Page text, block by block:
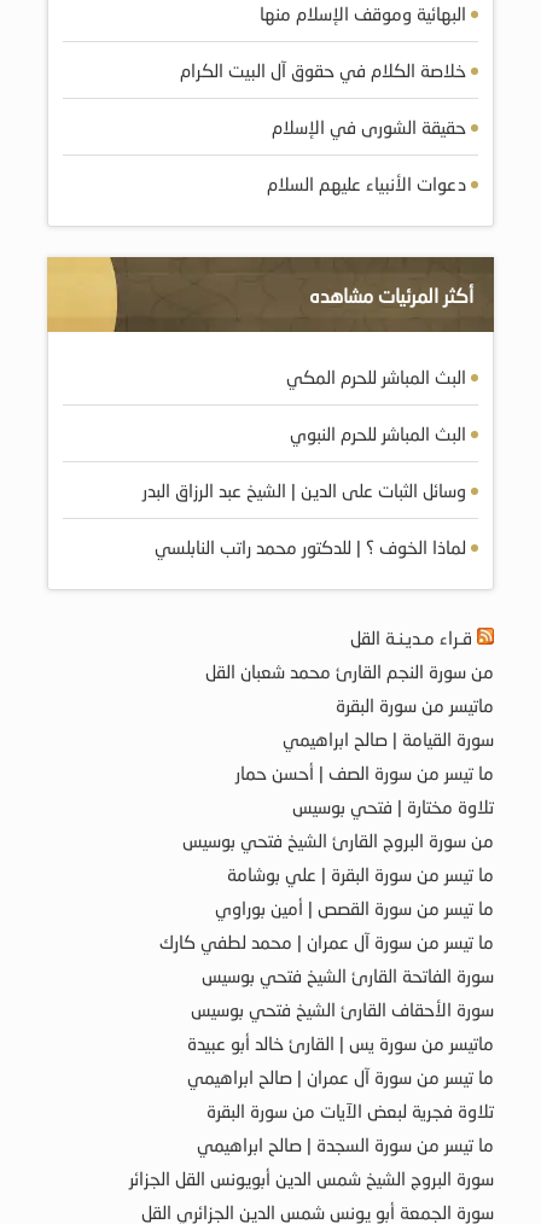
البهائية وموقف الإسلام منها
خلاصة الكلام في حقوق آل البيت الكرام
حقيقة الشورى في الإسلام
دعوات الأنبياء عليهم السلام
أكثر المرئيات مشاهده
البث المباشر للحرم المكي
البث المباشر للحرم النبوي
وسائل الثبات على الدين | الشيخ عبد الرزاق البدر
لماذا الخوف ؟ | للدكتور محمد راتب النابلسي
قـراء مـديـنـة القل
من سورة النجم القارئ محمد شعبان القل
ماتيسر من سورة البقرة
سورة القيامة | صالح ابراهيمي
ما تيسر من سورة الصف | أحسن حمار
تلاوة مختارة | فتحي بوسيس
من سورة البروج القارئ الشيخ فتحي بوسيس
ما تيسر من سورة البقرة | علي بوشامة
ما تيسر من سورة القصص | أمين بوراوي
ما تيسر من سورة آل عمران | محمد لطفي كارك
سورة الفاتحة القارئ الشيخ فتحي بوسيس
سورة الأحقاف القارئ الشيخ فتحي بوسيس
ماتيسر من سورة يس | القارئ خالد أبو عبيدة
ما تيسر من سورة آل عمران | صالح ابراهيمي
تلاوة فجرية لبعض الآيات من سورة البقرة
ما تيسر من سورة السجدة | صالح ابراهيمي
سورة البروج الشيخ شمس الدين أبويونس القل الجزائر
سورة الجمعة أبو يونس شمس الدين الجزائري القل